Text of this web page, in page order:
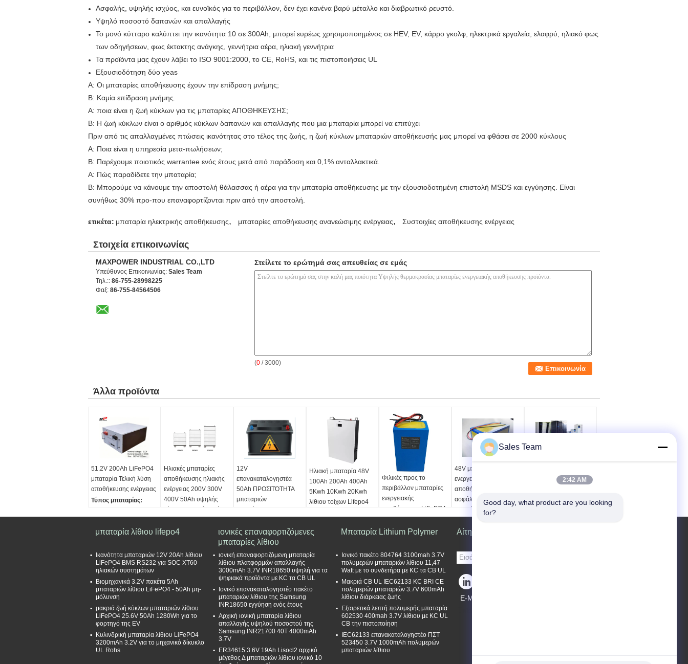
Ασφαλής, υψηλής ισχύος, και ευνοϊκός για το περιβάλλον, δεν έχει κανένα βαρύ μέταλλο και διαβρωτικό ρευστό.
Υψηλό ποσοστό δαπανών και απαλλαγής
Το μονό κύτταρο καλύπτει την ικανότητα 10 σε 300Ah, μπορεί ευρέως χρησιμοποιημένος σε HEV, EV, κάρρο γκολφ, ηλεκτρικά εργαλεία, ελαφρύ, ηλιακό φως
των οδηγήσεων, φως έκτακτης ανάγκης, γεννήτρια αέρα, ηλιακή γεννήτρια
Τα προϊόντα μας έχουν λάβει το ISO 9001:2000, το CE, RoHS, και τις πιστοποιήσεις UL
Εξουσιοδότηση δύο yeas
Α: Οι μπαταρίες αποθήκευσης έχουν την επίδραση μνήμης;
Β: Καμία επίδραση μνήμης.
Α: ποια είναι η ζωή κύκλων για τις μπαταρίες ΑΠΟΘΗΚΕΥΣΗΣ;
Β: Η ζωή κύκλων είναι ο αριθμός κύκλων δαπανών και απαλλαγής που μια μπαταρία μπορεί να επιτύχει
Πριν από τις απαλλαγμένες πτώσεις ικανότητας στο τέλος της ζωής, η ζωή κύκλων μπαταριών αποθήκευσής μας μπορεί να φθάσει σε 2000 κύκλους
Α: Ποια είναι η υπηρεσία μετα-πωλήσεων;
Β: Παρέχουμε ποιοτικός warrantee ενός έτους μετά από παράδοση και 0,1% ανταλλακτικά.
Α: Πώς παραδίδετε την μπαταρία;
Β: Μπορούμε να κάνουμε την αποστολή θάλασσας ή αέρα για την μπαταρία αποθήκευσης με την εξουσιοδοτημένη επιστολή MSDS και εγγύησης. Είναι
συνήθως 30% προ-που επαναφορτίζονται πριν από την αποστολή.
ετικέτα: μπαταρία ηλεκτρικής αποθήκευσης, μπαταρίες αποθήκευσης ανανεώσιμης ενέργειας, Συστοιχίες αποθήκευσης ενέργειας
Στοιχεία επικοινωνίας
MAXPOWER INDUSTRIAL CO.,LTD
Υπεύθυνος Επικοινωνίας: Sales Team
Τηλ.:: 86-755-28998225
Φαξ: 86-755-84564506
Στείλετε το ερώτημά σας απευθείας σε εμάς
(0 / 3000)
Άλλα προϊόντα
51.2V 200Ah LiFePO4
μπαταρία Τελική λύση
αποθήκευσης ενέργειας
Τύπος μπαταρίας:
υψηλής τάσης
Περισσότερο από 6000
κύκλοι
Εγγύηση Ποιότητας:5
χρόνια
βάρος:82kg για
αποθήκευσης 10KW
Ηλιακές μπαταρίες
αποθήκευσης ηλιακής
ενέργειας 200V 300V
400V 50Ah υψηλής
Τύπος μπαταρίας:
σύστημα αποθήκευσης
μπαταριών λιθίου
υψηλής τάσης
Περισσότερο από 6000
κύκλοι
5
έτη
σύστημα μπαταρίας
αποθήκευσης 20 kW
12V
επανακαταλογηστέα
50Ah ΠΡΟΣΙΤΌΤΗΤΑ
μπαταριών
Ηλιακή μπαταρία 48V
100Ah 200Ah 400Ah
5Kwh 10Kwh 20Kwh
λίθιου τοίχων Lifepo4
Μπαταρία λιθίου
Αριθμό μοντέλου:
Βουλευτής-48v-100AH
Συμβατοί υβριδικοί
μετατροπείς::Solax,
Goodwe, Lantruan,
Sofarsolar, GMDE, κ.λπ.
Ζωή κύκλων:
περισσότερο από
8500cycles
Φιλικές προς το
περιβάλλον μπαταρίες
ενεργειακής
αποθήκευσης LiFePO4
48V μπαταρίες
ενεργειακής
αποθήκευσης
ασφάλειας 100Ah 3.0
υψηλή ικανότητα
αποθήκευσης λίθιου
μπαταρία λίθιου lifepo4
Ικανότητα μπαταριών 12V 20Ah λίθιου
LiFePO4 BMS RS232 για SOC XT60
ηλιακών συστημάτων
Βιομηχανικά 3.2V πακέτα 5Ah
μπαταριών λίθιου LiFePO4 - 50Ah μη-
μόλυνση
μακριά ζωή κύκλων μπαταριών λίθιου
LiFePO4 25.6V 50Ah 1280Wh για το
φορτηγό της EV
Κυλινδρική μπαταρία λίθιου LiFePO4
3200mAh 3.2V για το μηχανικό δίκυκλο
UL Rohs
ιονικές επαναφορτιζόμενες
μπαταρίες λίθιου
ιονική επαναφορτιζόμενη μπαταρία
λίθιου πλατφορμών απαλλαγής
3000mAh 3.7V INR18650 υψηλή για τα
ψηφιακά προϊόντα με KC τα CB UL
Ιονικό επανακαταλογηστέο πακέτο
μπαταριών λίθιου της Samsung
INR18650 εγγύηση ενός έτους
Αρχική ιονική μπαταρία λίθιου
απαλλαγής υψηλού ποσοστού της
Samsung INR21700 40T 4000mAh
3.7V
ER34615 3.6V 19Ah Lisocl2 αρχικό
μέγεθος Δ μπαταριών λίθιου ιονικό 10
Μπαταρία Lithium Polymer
Ιονικό πακέτο 804764 3100mah 3.7V
πολυμερών μπαταριών λίθιου 11,47
Watt με το συνδετήρα με KC τα CB UL
Μακριά CB UL IEC62133 KC BRI CE
πολυμερών μπαταριών 3.7V 600mAh
λίθιου διάρκειας ζωής
Εξαιρετικά λεπτή πολυμερής μπαταρία
602530 400mah 3.7V λίθιου με KC UL
CB την πιστοποίηση
IEC62133 επανακαταλογηστέο ΠΣΤ
523450 3.7V 1000mAh πολυμερών
μπαταριών λίθιου
Αίτηση κράτησης
E-Mail
Sales Team
2:42 AM
Good day, what product are you looking
for?